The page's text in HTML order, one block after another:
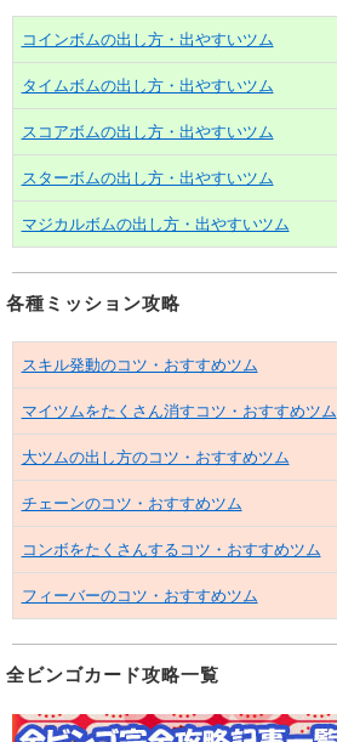
コインボムの出し方・出やすいツム
タイムボムの出し方・出やすいツム
スコアボムの出し方・出やすいツム
スターボムの出し方・出やすいツム
マジカルボムの出し方・出やすいツム
各種ミッション攻略
スキル発動のコツ・おすすめツム
マイツムをたくさん消すコツ・おすすめツム
大ツムの出し方のコツ・おすすめツム
チェーンのコツ・おすすめツム
コンボをたくさんするコツ・おすすめツム
フィーバーのコツ・おすすめツム
全ビンゴカード攻略一覧